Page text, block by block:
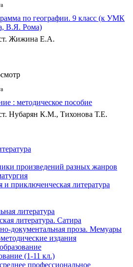
по географии. 9 класс (к УМК
В.Я. Рома)
Жижина Е.А.
: методическое пособие
Нубарян К.М., Тихонова Т.Е.
произведений разных жанров
и приключенческая литература
литература
литература. Сатира
документальная проза. Мемуары
издания
(1-11 кл.)
профессиональное